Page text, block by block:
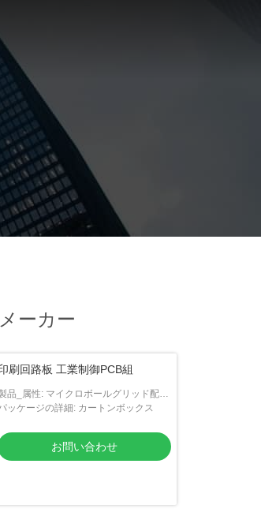
ーカー
刷回路板 工業制御PCB組
品_属性: マイクロボールグリッド配列
配置,双面表面マウント技術
析
ッケージの詳細: カートンボックス
お問い合わせ